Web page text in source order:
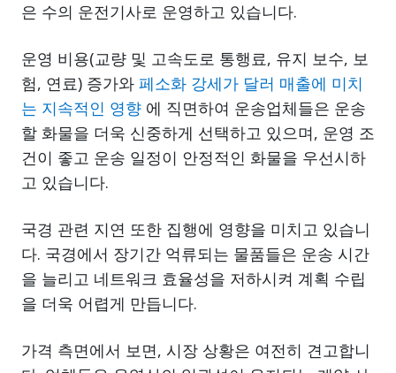
은 수의 운전기사로 운영하고 있습니다.
운영 비용(교량 및 고속도로 통행료, 유지 보수, 보
험, 연료) 증가와 페소화 강세가 달러 매출에 미치
는 지속적인 영향 에 직면하여 운송업체들은 운송
할 화물을 더욱 신중하게 선택하고 있으며, 운영 조
건이 좋고 운송 일정이 안정적인 화물을 우선시하
고 있습니다.
국경 관련 지연 또한 집행에 영향을 미치고 있습니
다. 국경에서 장기간 억류되는 물품들은 운송 시간
을 늘리고 네트워크 효율성을 저하시켜 계획 수립
을 더욱 어렵게 만듭니다.
가격 측면에서 보면, 시장 상황은 여전히 견고합니